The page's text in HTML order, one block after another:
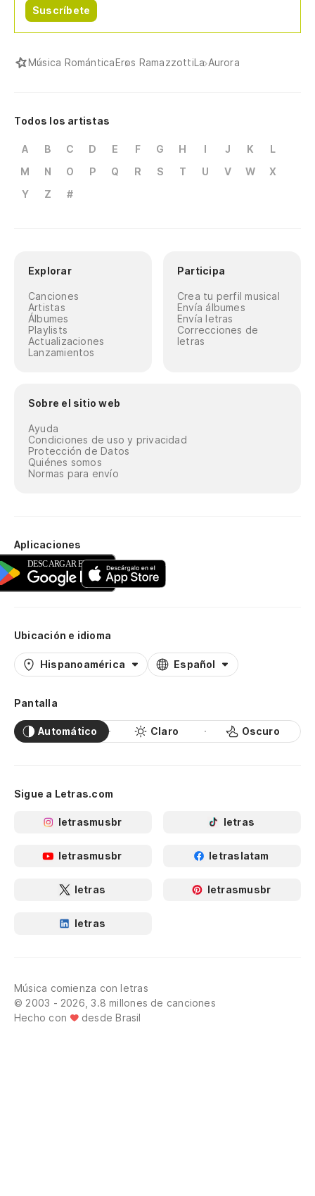
Suscríbete
Música RománticaEros RamazzottiLa Aurora
Todos los artistas
A B C D E F G H I J K
L
M
N O P Q R S T U V W
X
Y
Z #
Explorar
Canciones
Artistas
Álbumes
Playlists
Actualizaciones
Lanzamientos
Participa
Crea tu perfil musical
Envía álbumes
Envía letras
Correcciones de
letras
Sobre el sitio web
Ayuda
Condiciones de uso y privacidad
Protección de Datos
Quiénes somos
Normas para envío
Aplicaciones
Ubicación e idioma
Hispanoamérica Español
Pantalla
Automático Claro Oscuro
Sigue a Letras.com
letrasmusbr letras
letrasmusbr letraslatam
letras letrasmusbr
letras
Música comienza con letras
© 2003 - 2026, 3.8 millones de canciones
Hecho con
desde Brasil